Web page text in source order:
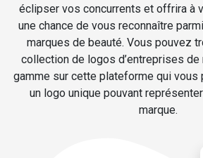
éclipser vos concurrents et offrira à
une chance de vous reconnaître
marques de beauté. Vous pouvez
collection de logos d’entreprises de
gamme sur cette plateforme qui vous
un logo unique pouvant
marque.